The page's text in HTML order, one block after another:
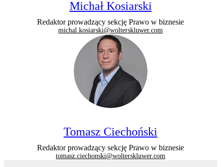
Michał Kosiarski
Redaktor prowadzący sekcję Prawo w biznesie
michal.kosiarski@wolterskluwer.com
Tomasz Ciechoński
Redaktor prowadzący sekcję Prawo w biznesie
tomasz.ciechonski@wolterskluwer.com